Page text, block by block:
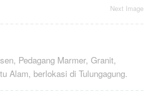
Next Image
Pedagang Marmer, Granit,
Alam, berlokasi di Tulungagung.